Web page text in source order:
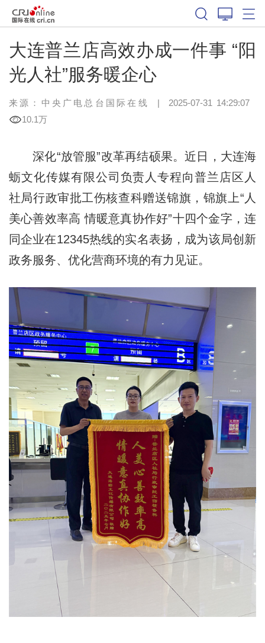
大连普兰店高效办成一件事 “阳
光人社”服务暖企心
来源：中央广电总台国际在线 | 2025-07-31 14:29:07
10.1万
深化“放管服”改革再结硕果。近日，大连海
蛎文化传媒有限公司负责人专程向普兰店区人
社局行政审批工伤核查科赠送锦旗，锦旗上“人
美心善效率高 情暖意真协作好”十四个金字，连
同企业在12345热线的实名表扬，成为该局创新
政务服务、优化营商环境的有力见证。